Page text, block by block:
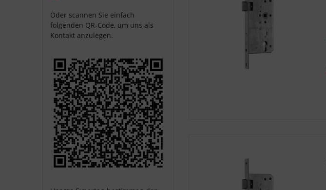
Oder scannen Sie einfach
folgenden QR-Code, um uns als
Kontakt anzulegen.